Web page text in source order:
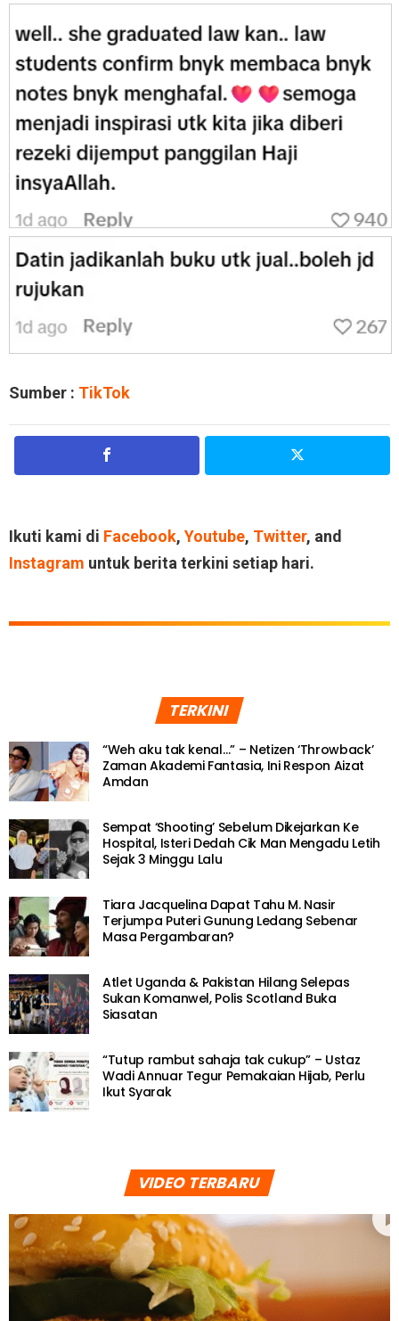
Sumber : TikTok
Ikuti kami di Facebook, Youtube, Twitter, and
Instagram untuk berita terkini setiap hari.
TERKINI
“Weh aku tak kenal…” – Netizen ‘Throwback’
Zaman Akademi Fantasia, Ini Respon Aizat
Amdan
Sempat ‘Shooting’ Sebelum Dikejarkan Ke
Hospital, Isteri Dedah Cik Man Mengadu Letih
Sejak 3 Minggu Lalu
Tiara Jacquelina Dapat Tahu M. Nasir
Terjumpa Puteri Gunung Ledang Sebenar
Masa Pergambaran?
Atlet Uganda & Pakistan Hilang Selepas
Sukan Komanwel, Polis Scotland Buka
Siasatan
“Tutup rambut sahaja tak cukup” – Ustaz
Wadi Annuar Tegur Pemakaian Hijab, Perlu
Ikut Syarak
VIDEO TERBARU